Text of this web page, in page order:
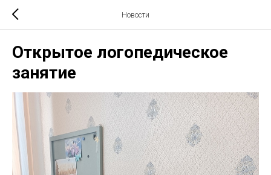
Новости
Открытое логопедическое
занятие